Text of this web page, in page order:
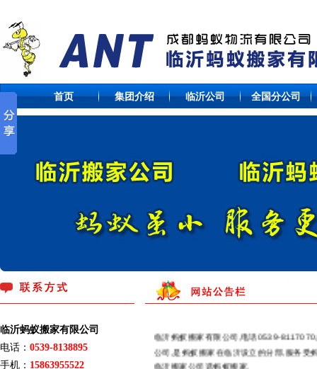
首页 集团介绍 临沂公司 全国分公司
临沂蚂蚁搬家有限公司
电话： 0539-8138895
手机： 15863955522
临沂蚂蚁搬家有限公司,电话0539-
公司,是蚂蚁搬家在临沂设立的分部,服务受
临沂搬家公司选蚂蚁搬家.